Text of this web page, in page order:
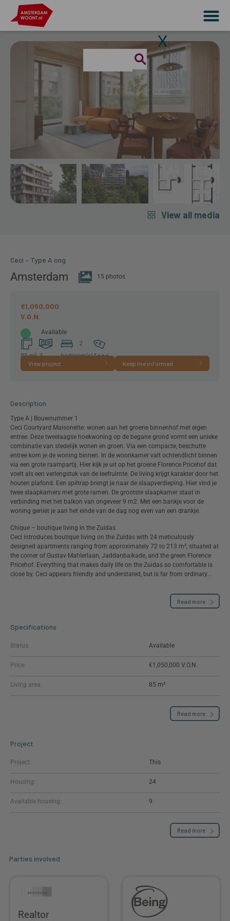
X
View all media
Ceci – Type A ong
Amsterdam 15 photos
€1,050,000
Available
85 m² 3
room(s)
2
bedroom(s)A+++
View project Keep me informed
Description
Type A | Bouwnummer 1
Ceci Courtyard Maisonette: wonen aan het groene binnenhof met eigen
entree. Deze tweelaagse hoekwoning op de begane grond vormt een unieke
combinatie van stedelijk wonen en groen. Via een compacte, beschutte
entree kom je de woning binnen. In de woonkamer valt ochtendlicht binnen
via een grote raampartij. Hier kijk je uit op het groene Florence Pricehof dat
voelt als een verlengstuk van de leefruimte. De living krijgt karakter door het
houten plafond. Een spiltrap brengt je naar de slaapverdieping. Hier vind je
twee slaapkamers met grote ramen. De grootste slaapkamer staat in
verbinding met het balkon van ongeveer 9 m2. Met een bankje voor de
woning geniet je aan het einde van de dag nog even van een drankje.
Chique – boutique living in the Zuidas
Ceci introduces boutique living on the Zuidas with 24 meticulously
designed apartments ranging from approximately 72 to 213 m², situated at
the corner of Gustav Mahlerlaan, Jaddanbaikade, and the green Florence
Pricehof. Everything that makes daily life on the Zuidas so comfortable is
close by. Ceci appears friendly and understated, but is far from ordinary...
Read more
Specifications
Status: Available
Price: €1,050,000
Living area: 85 m²
Read more
Project
Project: This
Housing: 24
Available housing: 9
Read more
Parties involved
Realtor